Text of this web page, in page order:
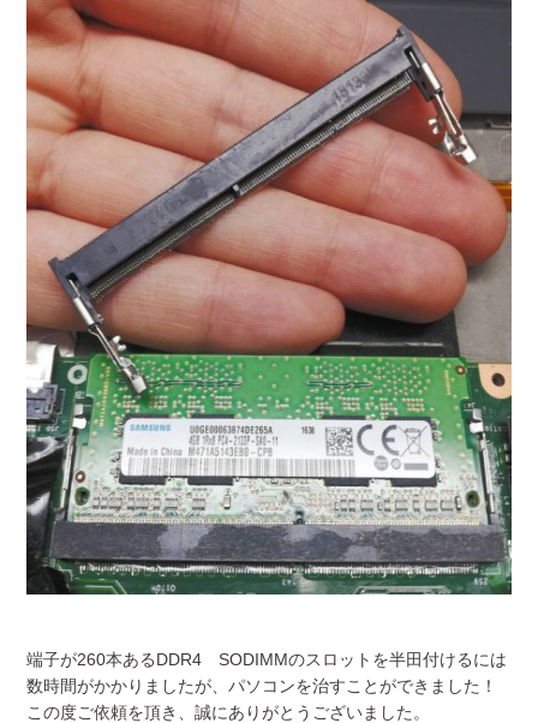
端子が260本あるDDR4 SODIMMのスロットを半田付けるには
数時間がかかりましたが、パソコンを治すことができました！
この度ご依頼を頂き、誠にありがとうございました。